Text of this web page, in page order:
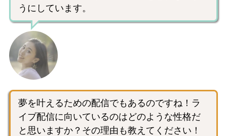
うにしています。
夢を叶えるための配信でもあるのですね！ラ
イブ配信に向いているのはどのような性格だ
と思いますか？その理由も教えてください！